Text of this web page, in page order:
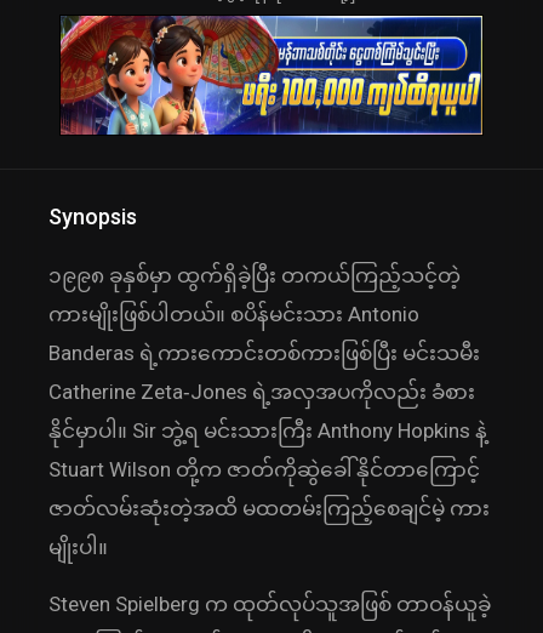
Synopsis
၁၉၉၈ ခုနှစ်မှာ ထွက်ရှိခဲ့ပြီး တကယ်ကြည့်သင့်တဲ့
ကားမျိုးဖြစ်ပါတယ်။ စပိန်မင်းသား Antonio
Banderas ရဲ့ကားကောင်းတစ်ကားဖြစ်ပြီး မင်းသမီး
Catherine Zeta‑Jones ရဲ့အလှအပကိုလည်း ခံစား
နိုင်မှာပါ။ Sir ဘွဲ့ရ မင်းသားကြီး Anthony Hopkins နဲ့
Stuart Wilson တို့က ဇာတ်ကိုဆွဲခေါ်နိုင်တာကြောင့်
ဇာတ်လမ်းဆုံးတဲ့အထိ မထတမ်းကြည့်စေချင်မဲ့ ကား
မျိုးပါ။
Steven Spielberg က ထုတ်လုပ်သူအဖြစ် တာဝန်ယူခဲ့